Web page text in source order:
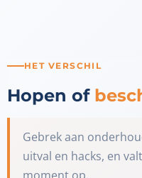
HET VERSCHIL
Hopen of
Gebrek aan
uitval en hacks, en